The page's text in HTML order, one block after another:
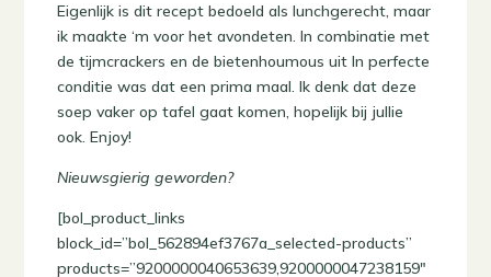
Eigenlijk is dit recept bedoeld als lunchgerecht, maar
ik maakte ‘m voor het avondeten. In combinatie met
de tijmcrackers en de bietenhoumous uit In perfecte
conditie was dat een prima maal. Ik denk dat deze
soep vaker op tafel gaat komen, hopelijk bij jullie
ook. Enjoy!
Nieuwsgierig geworden?
[bol_product_links
block_id=”bol_562894ef3767a_selected-products”
products=”9200000040653639,9200000047238159″